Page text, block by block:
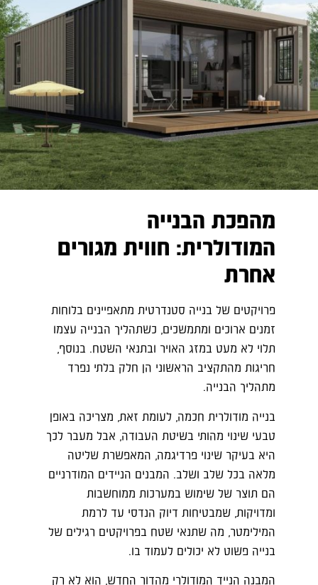
מהפכת הבנייה
המודולרית: חווית מגורים
אחרת
פרויקטים של בנייה סטנדרטית מתאפיינים בלוחות
זמנים ארוכים ומתמשכים, כשתהליך הבנייה עצמו
תלוי לא מעט במזג האויר ובתנאי השטח. בנוסף,
חריגות מהתקציב הראשוני הן חלק בלתי נפרד
מתהליך הבנייה.
בנייה מודולרית חכמה, לעומת זאת, מצריכה באופן
טבעי שינוי מהותי בשיטת העבודה, אבל מעבר לכך
היא בעיקר שינוי פרדיגמה, המאפשרת שליטה
מלאה בכל שלב ושלב. המבנים הניידים המודרניים
הם תוצר של שימוש במערכות ממוחשבות
ומדויקות, שמבטיחות דיוק הנדסי עד לרמת
המילימטר, מה שתנאי שטח בפרויקטים רגילים של
בנייה פשוט לא יכולים לעמוד בו.
המבנה הנייד המודולרי מהדור החדש, הוא לא רק